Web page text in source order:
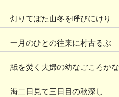
灯りてぼた山冬を呼びにけり
一月のひとの往来に村古るぶ
紙を焚く夫婦の幼なごころかな
海二日見て三日目の秋深し